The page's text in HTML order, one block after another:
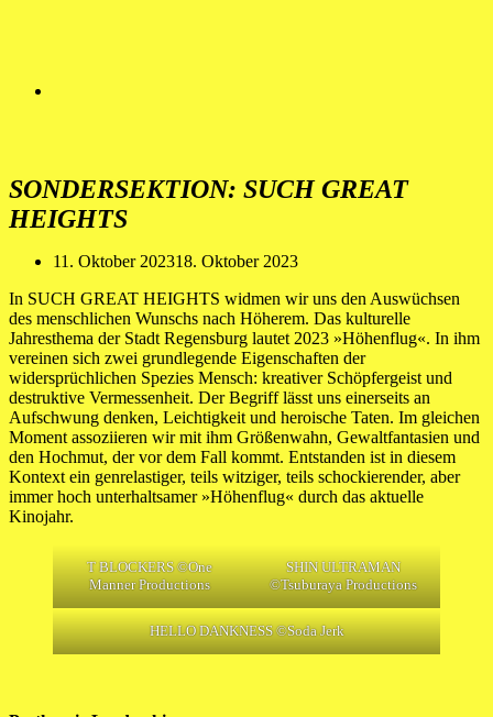
SONDERSEKTION: SUCH GREAT
HEIGHTS
11. Oktober 202318. Oktober 2023
In SUCH GREAT HEIGHTS widmen wir uns den Auswüchsen
des menschlichen Wunschs nach Höherem. Das kulturelle
Jahresthema der Stadt Regensburg lautet 2023 »Höhenflug«. In ihm
vereinen sich zwei grundlegende Eigenschaften der
widersprüchlichen Spezies Mensch: kreativer Schöpfergeist und
destruktive Vermessenheit. Der Begriff lässt uns einerseits an
Aufschwung denken, Leichtigkeit und heroische Taten. Im gleichen
Moment assoziieren wir mit ihm Größenwahn, Gewaltfantasien und
den Hochmut, der vor dem Fall kommt. Entstanden ist in diesem
Kontext ein genrelastiger, teils witziger, teils schockierender, aber
immer hoch unterhaltsamer »Höhenflug« durch das aktuelle
Kinojahr.
T BLOCKERS ©One
Manner Productions
SHIN ULTRAMAN
©Tsuburaya Productions
HELLO DANKNESS ©Soda Jerk